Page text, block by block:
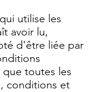
utilise les
avoir lu,
d'être liée par
toutes les
conditions et